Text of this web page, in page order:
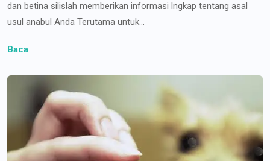
dan betina silislah memberikan informasi lngkap tentang asal
usul anabul Anda Terutama untuk...
Baca